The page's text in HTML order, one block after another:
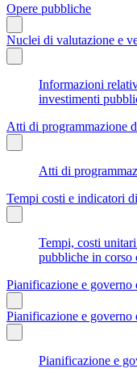
Opere pubbliche
Nuclei di valutazione e
Informazioni
investimenti
Atti di programmazione
Atti di
Tempi costi e indicatori
Tempi, costi
pubbliche in corso
Pianificazione e governo
Pianificazione e governo
Pianificazione e